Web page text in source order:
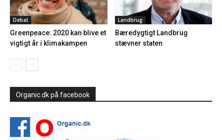
Debat
Greenpeace: 2020 kan blive et
vigtigt år i klimakampen
Landbrug
Bæredygtigt Landbrug
stævner staten
Organic.dk på facebook